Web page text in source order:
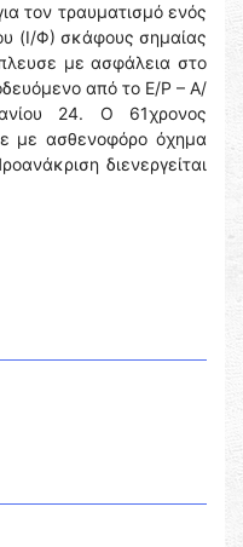
τον τραυματισμό ενός
(Ι/Φ) σκάφους σημαίας
με ασφάλεια στο
από το Ε/Ρ – Α/
24. Ο 61χρονος
με ασθενοφόρο όχημα
διενεργείται